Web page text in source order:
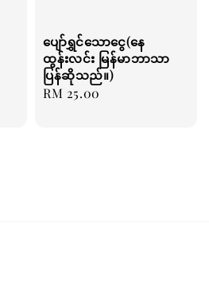
ပျော်ရွှင်သောငွေ(နေ
ထွန်းလင်း မြန်မာဘာသာ
ပြန်ဆိုသည်။)
Regular
RM 25.00